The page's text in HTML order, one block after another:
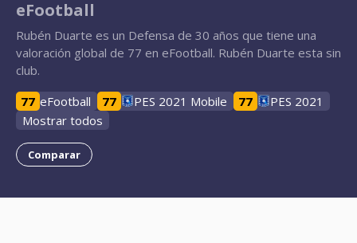
eFootball
Rubén Duarte es un Defensa de 30 años que tiene una
valoración global de 77 en eFootball. Rubén Duarte esta sin
club.
77 eFootball 77 PES 2021 Mobile 77
PES 2021
Mostrar todos
Comparar